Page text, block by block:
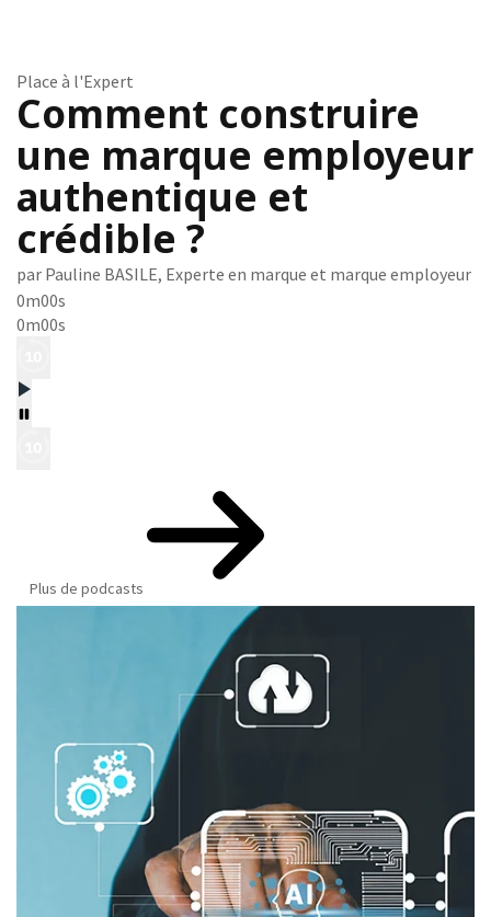
Place à l'Expert
Comment construire
une marque employeur
authentique et
crédible ?
par Pauline BASILE, Experte en marque et marque employeur
0m00s
0m00s
Plus de podcasts